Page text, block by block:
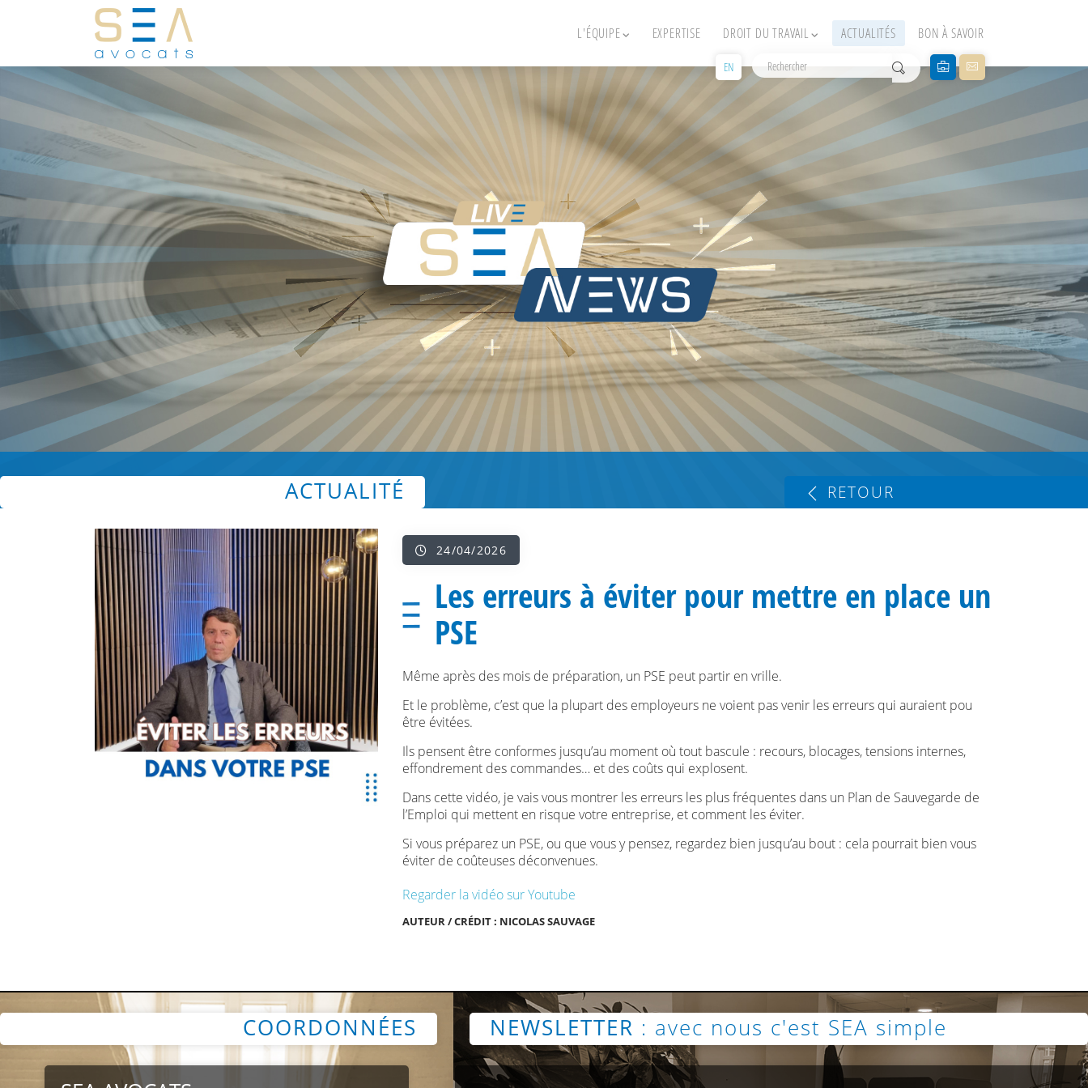
EN
L'ÉQUIPE EXPERTISE DROIT DU TRAVAIL ACTUALITÉS BON À SAVOIR
ACTUALITÉ RETOUR
24/04/2026
Les erreurs à éviter pour mettre en place un
PSE
Même après des mois de préparation, un PSE peut partir en vrille.
Et le problème, c’est que la plupart des employeurs ne voient pas venir les erreurs qui auraient pou
être évitées.
Ils pensent être conformes jusqu’au moment où tout bascule : recours, blocages, tensions internes,
effondrement des commandes… et des coûts qui explosent.
Dans cette vidéo, je vais vous montrer les erreurs les plus fréquentes dans un Plan de Sauvegarde de
l’Emploi qui mettent en risque votre entreprise, et comment les éviter.
Si vous préparez un PSE, ou que vous y pensez, regardez bien jusqu’au bout : cela pourrait bien vous
éviter de coûteuses déconvenues.
Regarder la vidéo sur Youtube
AUTEUR / CRÉDIT : NICOLAS SAUVAGE
COORDONNÉES NEWSLETTER : avec nous c'est SEA simple